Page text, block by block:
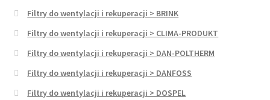
Filtry do wentylacji i rekuperacji > BRINK
Filtry do wentylacji i rekuperacji > CLIMA-PRODUKT
Filtry do wentylacji i rekuperacji > DAN-POLTHERM
Filtry do wentylacji i rekuperacji > DANFOSS
Filtry do wentylacji i rekuperacji > DOSPEL